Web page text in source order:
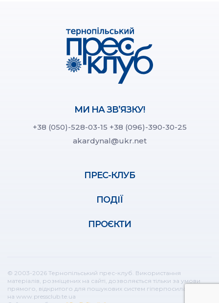
МИ НА ЗВ’ЯЗКУ!
+38 (050)-528-03-15 +38 (096)-390-30-25
akardynal@ukr.net
ПРЕС-КЛУБ
ПОДІЇ
ПРОЄКТИ
© 2003-2026 Тернопільський прес-клуб. Використання
матеріалів, розміщених на сайті, дозволяється тільки за умови
прямого, відкритого для пошукових систем гіперпосилання
на www.pressclub.te.ua